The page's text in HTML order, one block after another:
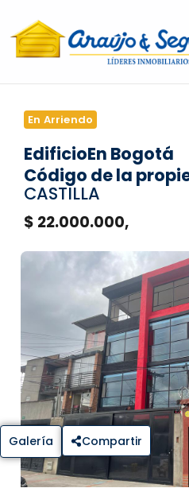
En Arriendo
EdificioEn Bogotá
Código de la
CASTILLA
$ 22.000.000,
Galería Compartir